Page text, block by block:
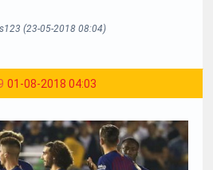
(23-05-2018 08:04)
01-08-2018 04:03